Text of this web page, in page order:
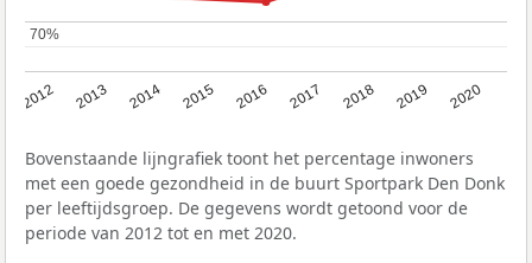
2012 2013 2014 2015 2016 2017 2018 2019 2020
70%
70%
Bovenstaande lijngrafiek toont het percentage inwoners
met een goede gezondheid in de buurt Sportpark Den Donk
per leeftijdsgroep. De gegevens wordt getoond voor de
periode van 2012 tot en met 2020.